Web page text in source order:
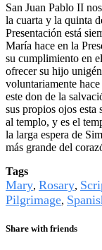
San Juan Pablo II
la cuarta y la quinta
Presentación está
María hace en la
su cumplimiento en
ofrecer su hijo
voluntariamente
este don de la
sus propios ojos esta
al templo, y es el
la larga espera de
más grande del
Tags
Mary, Rosary,
Pilgrimage,
Share with friends